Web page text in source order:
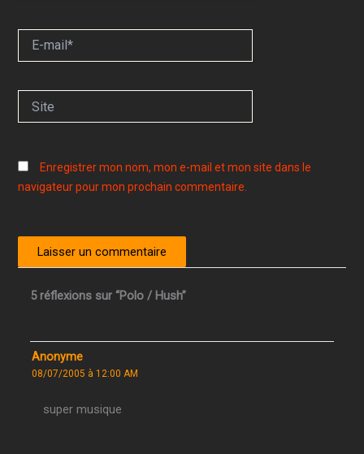
mail*
Enregistrer mon nom, mon e-mail et mon site dans le
navigateur pour mon prochain commentaire.
5 réflexions sur “Polo / Hush”
Anonyme
08/07/2005 à 12:00 AM
super musique